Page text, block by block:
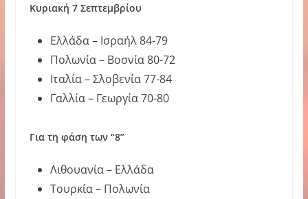
Κυριακή 7 Σεπτεμβρίου
Ελλάδα – Ισραήλ 84-79
Πολωνία – Βοσνία 80-72
Ιταλία – Σλοβενία 77-84
Γαλλία – Γεωργία 70-80
Για τη φάση των “8”
Λιθουανία – Ελλάδα
Τουρκία – Πολωνία